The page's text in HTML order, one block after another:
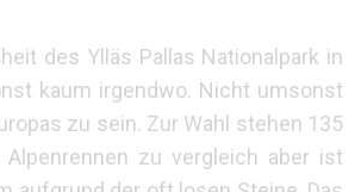
des Ylläs Pallas Nationalpark in
kaum irgendwo. Nicht umsonst
zu sein. Zur Wahl stehen 135
zu vergleich aber ist